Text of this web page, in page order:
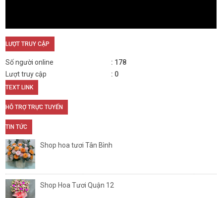
LƯỢT TRUY CẬP
Số người online
178
Lượt truy cập
0
TEXT LINK
HỖ TRỢ TRỰC TUYẾN
TIN TỨC
Shop hoa tươi Tân Bình
Shop Hoa Tươi Quận 12